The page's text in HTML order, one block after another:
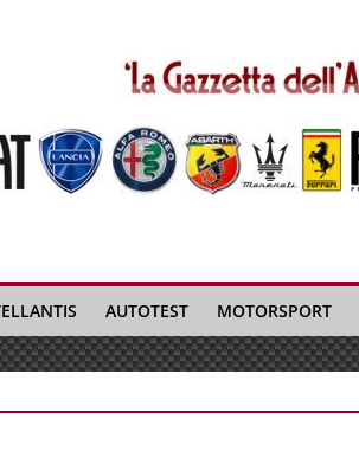
AUTOTEST MOTORSPORT